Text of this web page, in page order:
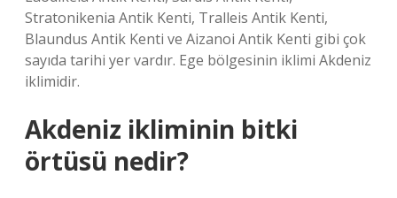
Stratonikenia Antik Kenti, Tralleis Antik Kenti,
Blaundus Antik Kenti ve Aizanoi Antik Kenti gibi çok
sayıda tarihi yer vardır. Ege bölgesinin iklimi Akdeniz
iklimidir.
Akdeniz ikliminin bitki
örtüsü nedir?